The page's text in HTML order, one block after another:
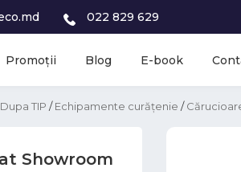
022 829 629
Promoții Blog E-book
Dupa TIP /Echipamente curățenie /
Showroom